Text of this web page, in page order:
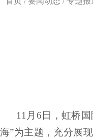
11月6日，虹桥
海”为主题，充分展